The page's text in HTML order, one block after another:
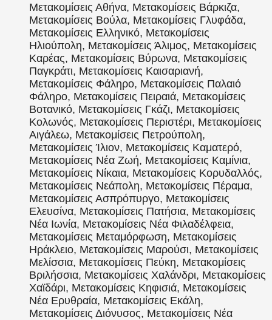
Μετακομίσεις Αθήνα, Μετακομίσεις Βάρκιζα,
Μετακομίσεις Βούλα, Μετακομίσεις Γλυφάδα,
Μετακομίσεις Ελληνικό, Μετακομίσεις
Ηλιούπολη, Μετακομίσεις Άλιμος, Μετακομίσεις
Καρέας, Μετακομίσεις Βύρωνα, Μετακομίσεις
Παγκράτι, Μετακομίσεις Καισαριανή,
Μετακομίσεις Φάληρο, Μετακομίσεις Παλαιό
Φάληρο, Μετακομίσεις Πειραιά, Μετακομίσεις
Βοτανικό, Μετακομίσεις Γκάζι, Μετακομίσεις
Κολωνός, Μετακομίσεις Περιστέρι, Μετακομίσεις
Αιγάλεω, Μετακομίσεις Πετρούπολη,
Μετακομίσεις Ίλιον, Μετακομίσεις Καματερό,
Μετακομίσεις Νέα Ζωή, Μετακομίσεις Καμίνια,
Μετακομίσεις Νίκαια, Μετακομίσεις Κορυδαλλός,
Μετακομίσεις Νεάπολη, Μετακομίσεις Πέραμα,
Μετακομίσεις Ασπρόπυργο, Μετακομίσεις
Ελευσίνα, Μετακομίσεις Πατήσια, Μετακομίσεις
Νέα Ιωνία, Μετακομίσεις Νέα Φιλαδέλφεια,
Μετακομίσεις Μεταμόρφωση, Μετακομίσεις
Ηράκλειο, Μετακομίσεις Μαρούσι, Μετακομίσεις
Μελίσσια, Μετακομίσεις Πεύκη, Μετακομίσεις
Βριλήσσια, Μετακομίσεις Χαλάνδρι, Μετακομίσεις
Χαϊδάρι, Μετακομίσεις Κηφισιά, Μετακομίσεις
Νέα Ερυθραία, Μετακομίσεις Εκάλη,
Μετακομίσεις Διόνυσος, Μετακομίσεις Νέα